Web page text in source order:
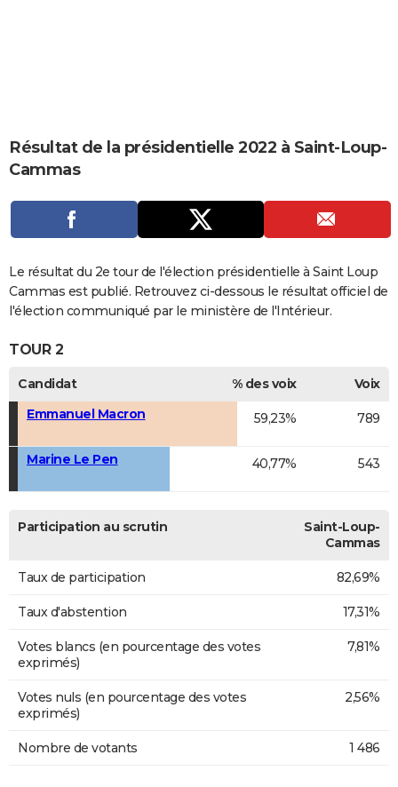
Carte de Noël
Carte Bonne année
Carte Saint-Valentin
Carte Pâques
Carte d'anniversaire
DICTIONNAIRE
PROGRAMME TV
COPAINS D'AVANT
S'inscrire
Se connecter
Lycées
Collèges
Primaires
Universités
Entreprises
Service militaire
Avis de recherche
AVIS DE DÉCÈS
FORUM
Bricolage
Lifestyle
Culture
Sport
Auto
Television
Voyage
Cinema
Résultat de la présidentielle 2022 à Saint-Loup-
Cammas
Le résultat du 2e tour de l'élection présidentielle à Saint Loup
Cammas est publié. Retrouvez ci-dessous le résultat officiel de
l'élection communiqué par le ministère de l'Intérieur.
TOUR 2
Candidat % des voix
Voix
Emmanuel Macron
59,23% 789
Marine Le Pen 40,77% 543
Participation au scrutin
Saint-Loup-
Cammas
Taux de participation 82,69%
Taux d'abstention 17,31%
Votes blancs (en pourcentage des votes
exprimés)
7,81%
Votes nuls (en pourcentage des votes
exprimés)
2,56%
Nombre de votants 1 486